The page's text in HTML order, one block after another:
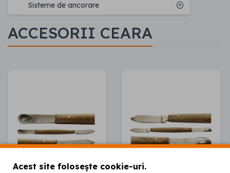
Sisteme de ancorare
ACCESORII CEARA
Acest site folosește cookie-uri.